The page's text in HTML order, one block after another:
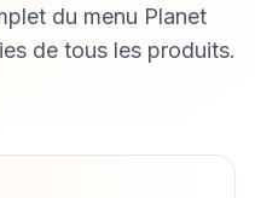
du menu Planet
de tous les produits.